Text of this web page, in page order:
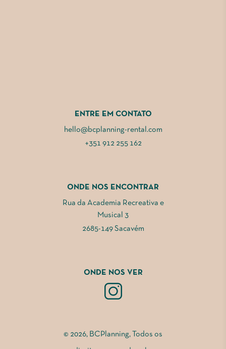
ENTRE EM CONTATO
hello@bcplanning-rental.com
+351 912 255 162
ONDE NOS ENCONTRAR
Rua da Academia Recreativa e
Musical 3
2685-149 Sacavém
ONDE NOS VER
© 2026, BCPlanning, Todos os